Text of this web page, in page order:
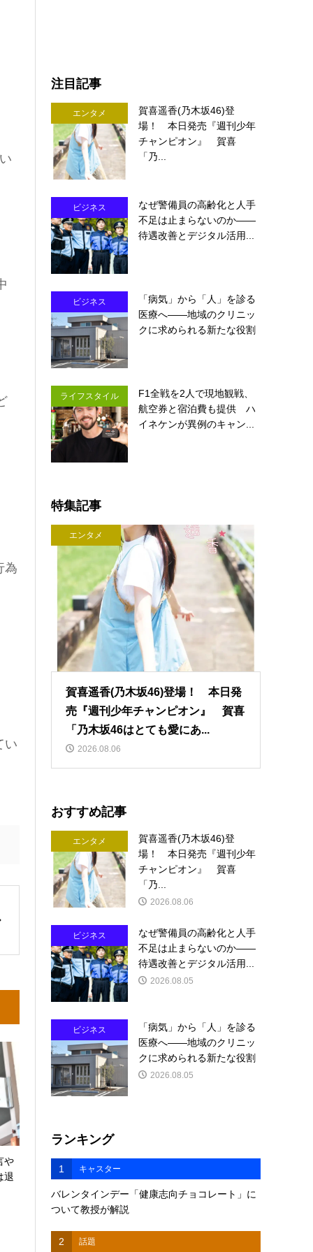
為
い
や
退
注目記事
エンタメ
賀喜遥香(乃木坂46)登
場！ 本日発売『週刊少年
チャンピオン』 賀喜
「乃...
ビジネス
なぜ警備員の高齢化と人手
不足は止まらないのか――
待遇改善とデジタル活用...
ビジネス
「病気」から「人」を診る
医療へ――地域のクリニッ
クに求められる新たな役割
ライフスタイル
F1全戦を2人で現地観戦、
航空券と宿泊費も提供 ハ
イネケンが異例のキャン...
特集記事
エンタメ
賀喜遥香(乃木坂46)登場！ 本日発
売『週刊少年チャンピオン』 賀喜
「乃木坂46はとても愛にあ...
2026.08.06
おすすめ記事
エンタメ
賀喜遥香(乃木坂46)登
場！ 本日発売『週刊少年
チャンピオン』 賀喜
「乃...
2026.08.06
ビジネス
なぜ警備員の高齢化と人手
不足は止まらないのか――
待遇改善とデジタル活用...
2026.08.05
ビジネス
「病気」から「人」を診る
医療へ――地域のクリニッ
クに求められる新たな役割
2026.08.05
ランキング
1 キャスター
バレンタインデー「健康志向チョコレート」に
ついて教授が解説
2 話題